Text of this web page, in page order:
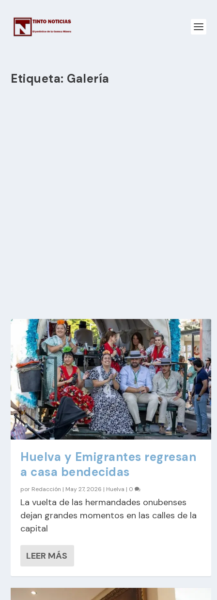
Etiqueta: Galería
Huelva y Emigrantes regresan
a casa bendecidas
por Redacción | May 27, 2026 | Huelva | 0
La vuelta de las hermandades onubenses
dejan grandes momentos en las calles de la
capital
LEER MÁS